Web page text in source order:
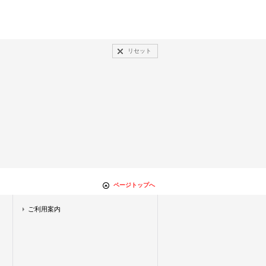
リセット
ページトップへ
ご利用案内